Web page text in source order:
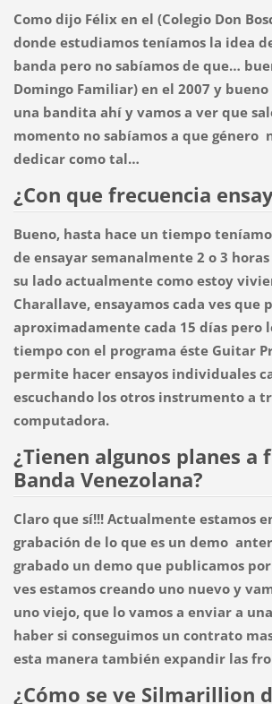
Como dijo Félix en el (Colegio Don
donde estudiamos teníamos la idea
banda pero no sabíamos de que…
Domingo Familiar) en el 2007 y
una bandita ahí y vamos a ver que
momento no sabíamos a que género
dedicar como tal…
¿Con que frecuencia
Bueno, hasta hace un tiempo
de ensayar semanalmente 2 o 3
su lado actualmente como estoy
Charallave, ensayamos cada ves que
aproximadamente cada 15 días pero
tiempo con el programa éste Guitar
permite hacer ensayos individuales
escuchando los otros instrumento a
computadora.
¿Tienen algunos planes a
Banda Venezolana?
Claro que sí!!! Actualmente estamos
grabación de lo que es un demo
grabado un demo que publicamos
ves estamos creando uno nuevo y
uno viejo, que lo vamos a enviar a
haber si conseguimos un contrato
esta manera también expandir las
¿Cómo se ve Silmarillion